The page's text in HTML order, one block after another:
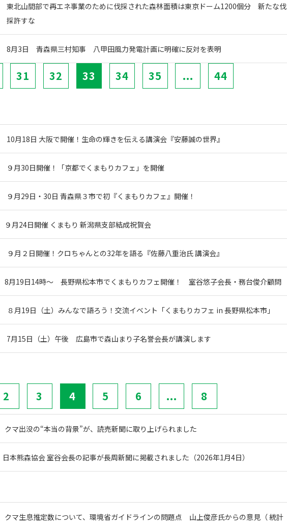
東北山間部で再エネ事業のために伐採された森林面積は東京ドーム1200個分 新たな伐
採許すな
8月3日 青森県三村知事 八甲田風力発電計画に明確に反対を表明
31 32 33 34 35 ... 44
10月18日 大阪で開催！生命の輝きを伝える講演会『安藤誠の世界』
９月30日開催！「京都でくまもりカフェ」を開催
９月29日・30日 青森県３市で初『くまもりカフェ』開催！
９月24日開催 くまもり 新潟県支部結成祝賀会
９月２日開催！クロちゃんとの32年を語る『佐藤八重治氏 講演会』
8月19日14時～ 長野県松本市でくまもりカフェ開催！ 室谷悠子会長・務台俊介顧問
８月19日（土）みんなで語ろう！交流イベント「くまもりカフェ in 長野県松本市」
7月15日（土）午後 広島市で森山まり子名誉会長が講演します
2 3 4 5 6 ... 8
クマ出没の“本当の背景”が、読売新聞に取り上げられました
日本熊森協会 室谷会長の記事が長周新聞に掲載されました（2026年1月4日）
クマ生息推定数について、環境省ガイドラインの問題点 山上俊彦氏からの意見（ 統計